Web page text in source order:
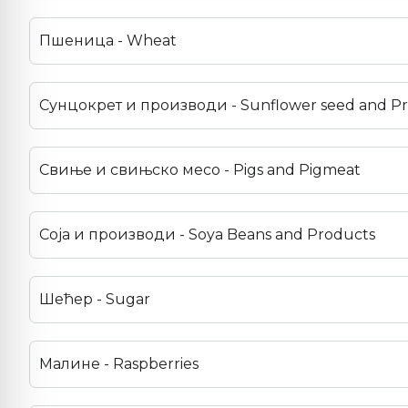
Пшеница - Wheat
Сунцокрет и производи - Sunflower seed and
Свиње и свињско месо - Pigs and Pigmeat
Соја и производи - Soya Beans and Products
Шећер - Sugar
Малине - Raspberries